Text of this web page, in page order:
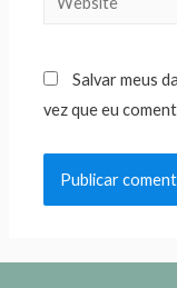
Salvar meus
vez que eu